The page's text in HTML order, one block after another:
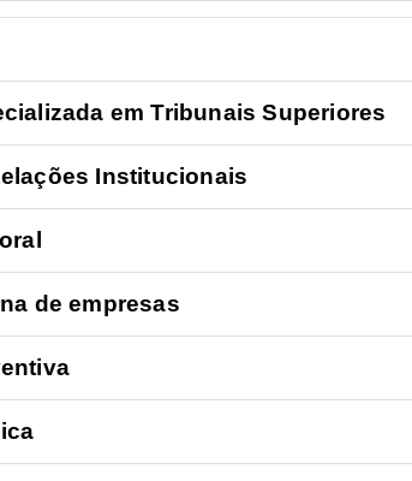
em Tribunais Superiores
Institucionais
de empresas